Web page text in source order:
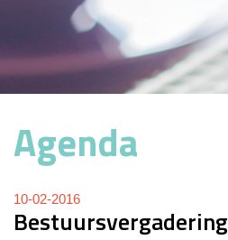
Agenda
10-02-2016
Bestuursvergadering